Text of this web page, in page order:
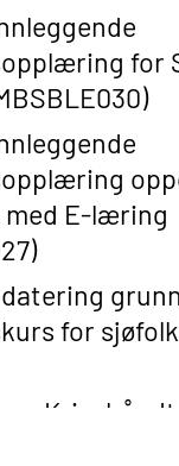
Training –
with E-
Training –
Training –
for
with
inkl
e-læring
for
E-læring
for sjøfolk